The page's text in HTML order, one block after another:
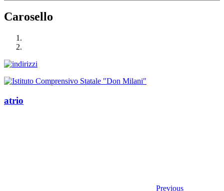
Carosello
atrio
Previous